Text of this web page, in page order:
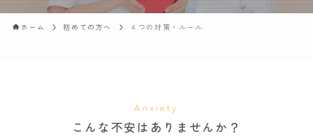
ホーム 初めての方へ ４つの対策・ルール
Anxiety
こんな不安はありませんか？